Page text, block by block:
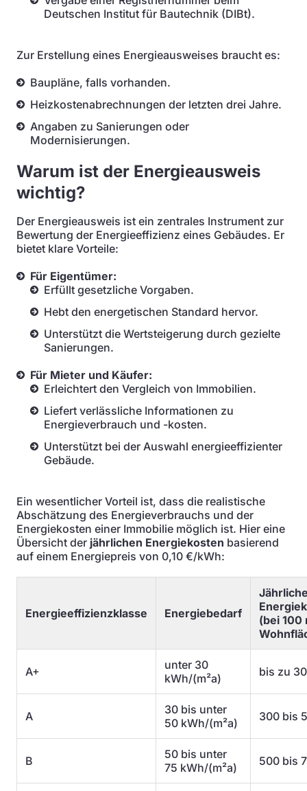
Deutschen Institut für Bautechnik (DIBt).
Zur Erstellung eines Energieausweises braucht es:
Baupläne, falls vorhanden.
Heizkostenabrechnungen der letzten drei Jahre.
Angaben zu Sanierungen oder
Modernisierungen.
Warum ist der Energieausweis
wichtig?
Der Energieausweis ist ein zentrales Instrument zur
Bewertung der Energieeffizienz eines Gebäudes. Er
bietet klare Vorteile:
Für Eigentümer:
Erfüllt gesetzliche Vorgaben.
Hebt den energetischen Standard hervor.
Unterstützt die Wertsteigerung durch gezielte
Sanierungen.
Für Mieter und Käufer:
Erleichtert den Vergleich von Immobilien.
Liefert verlässliche Informationen zu
Energieverbrauch und -kosten.
Unterstützt bei der Auswahl energieeffizienter
Gebäude.
Ein wesentlicher Vorteil ist, dass die realistische
Abschätzung des Energieverbrauchs und der
Energiekosten einer Immobilie möglich ist. Hier eine
Übersicht der jährlichen Energiekosten basierend
auf einem Energiepreis von 0,10 €/kWh:
Energieeffizienzklasse Energiebedarf
(bei 100
A+
unter 30
kWh/(m²a)
bis zu
A
30 bis unter
50 kWh/(m²a)
300 bis
B
50 bis unter
75 kWh/(m²a)
500 bis